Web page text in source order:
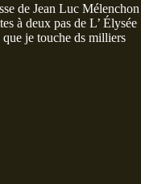
de Jean Luc Mélenchon
à deux pas de L’ Élysée
que je touche ds milliers